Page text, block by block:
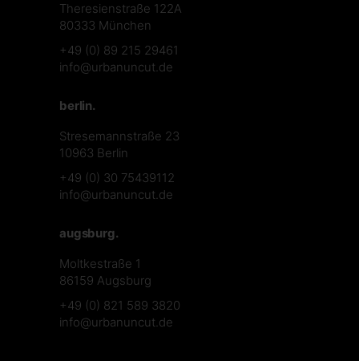
Theresienstraße 122A
80333 München
+49 (0) 89 215 29461
info@urbanuncut.de
berlin.
Stresemannstraße 23
10963 Berlin
+49 (0) 30 75439112
info@urbanuncut.de
augsburg.
Moltkestraße 1
86159 Augsburg
+49 (0) 821 589 3820
info@urbanuncut.de